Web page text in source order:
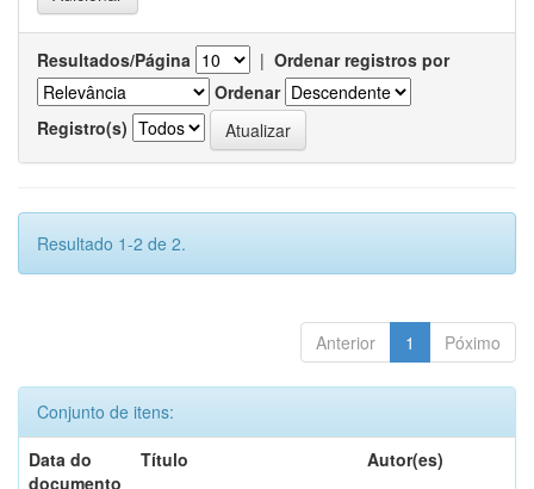
Resultados/Página | Ordenar registros por
Ordenar
Registro(s)
Resultado 1-2 de 2.
Anterior 1 Póximo
Conjunto de itens:
Data do
documento
Título Autor(es)